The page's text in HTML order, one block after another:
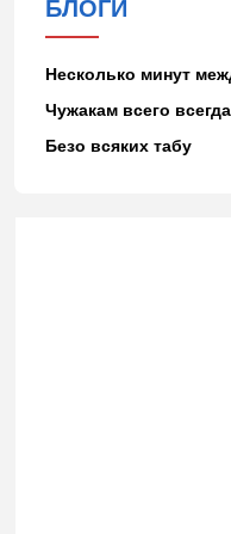
БЛОГИ
Несколько минут
Чужакам всего
Безо всяких табу